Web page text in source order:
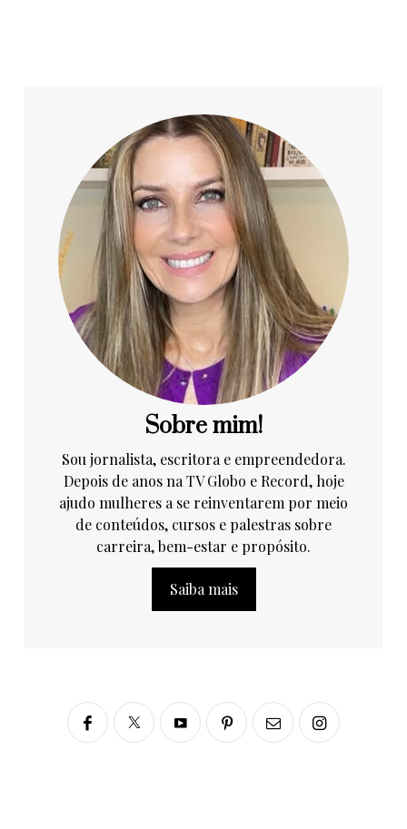
Sobre mim!
Sou jornalista, escritora e empreendedora.
Depois de anos na TV Globo e Record, hoje
ajudo mulheres a se reinventarem por meio
de conteúdos, cursos e palestras sobre
carreira, bem-estar e propósito.
Saiba mais